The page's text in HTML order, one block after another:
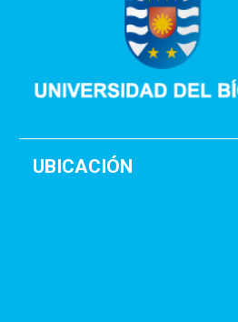
UBICACIÓN